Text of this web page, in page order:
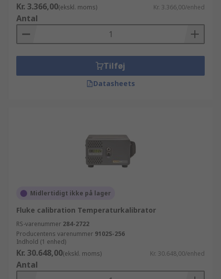
Kr. 3.366,00(ekskl. moms) Kr. 3.366,00/enhed
Antal
Tilføj
Datasheets
Midlertidigt ikke på lager
Fluke calibration Temperaturkalibrator
RS-varenummer 284-2722
Producentens varenummer 9102S-256
Indhold (1 enhed)
Kr. 30.648,00(ekskl. moms) Kr. 30.648,00/enhed
Antal